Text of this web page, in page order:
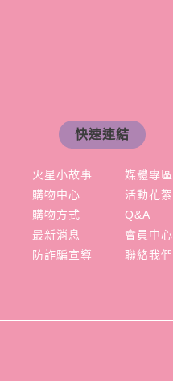
快速連結
火星小故事
購物中心
購物方式
最新消息
防詐騙宣導
媒體專區
活動花絮
Q&A
會員中心
聯絡我們